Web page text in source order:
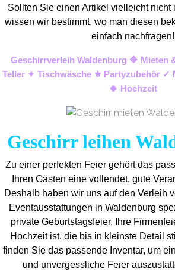
Sollten Sie einen Artikel vielleicht nicht
wissen wir bestimmt, wo man diesen
einfach nachfragen!
Geschirrverleih Waldenburg 🔷 Mieten
Teller ✦ Tischwäsche ⚜️ Partyzubehör ✓
🍀 Hochzeit
Geschirr leihen
Zu einer perfekten Feier gehört das
Ihren Gästen eine vollendet, gute
Deshalb haben wir uns auf den Verleih
Eventausstattungen in Waldenburg
private Geburtstagsfeier, Ihre
Hochzeit ist, die bis in kleinste Detail
finden Sie das passende Inventar, um
und unvergess liche Feier